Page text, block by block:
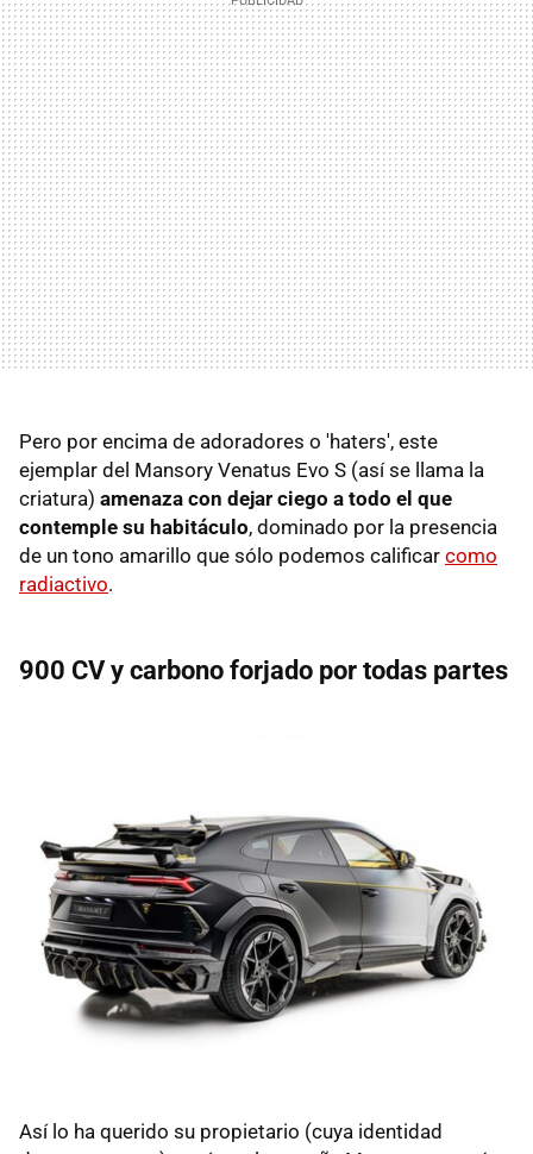
Pero por encima de adoradores o 'haters', este
ejemplar del Mansory Venatus Evo S (así se llama la
criatura) amenaza con dejar ciego a todo el que
contemple su habitáculo, dominado por la presencia
de un tono amarillo que sólo podemos calificar como
radiactivo.
900 CV y carbono forjado por todas partes
Así lo ha querido su propietario (cuya identidad